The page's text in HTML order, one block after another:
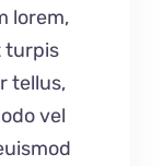
lorem,
turpis
tellus,
vel